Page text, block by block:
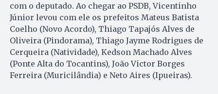
com o deputado. Ao chegar ao PSDB, Vicentinho
Júnior levou com ele os prefeitos Mateus Batista
Coelho (Novo Acordo), Thiago Tapajós Alves de
Oliveira (Pindorama), Thiago Jayme Rodrigues de
Cerqueira (Natividade), Kedson Machado Alves
(Ponte Alta do Tocantins), João Victor Borges
Ferreira (Muricilândia) e Neto Aires (Ipueiras).